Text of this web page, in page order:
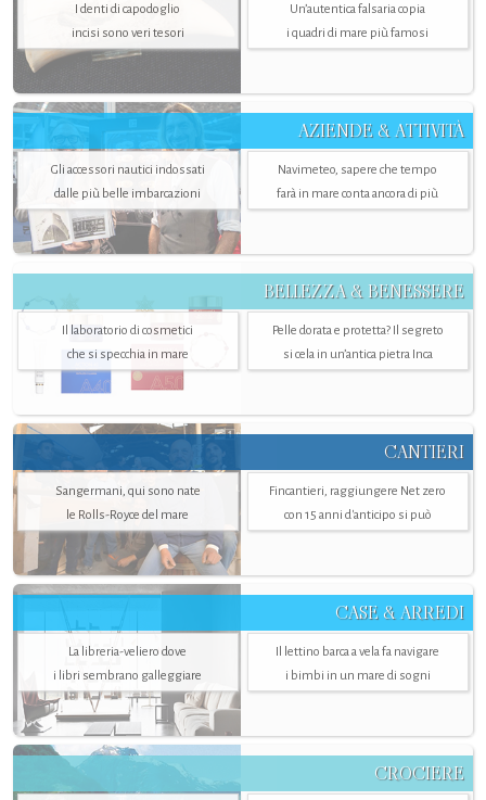
I denti di capodoglio
incisi sono veri tesori
Un’autentica falsaria copia
i quadri di mare più famosi
AZIENDE & ATTIVITÀ
Gli accessori nautici indossati
dalle più belle imbarcazioni
Navimeteo, sapere che tempo
farà in mare conta ancora di più
BELLEZZA & BENESSERE
Il laboratorio di cosmetici
che si specchia in mare
Pelle dorata e protetta? Il segreto
si cela in un’antica pietra Inca
CANTIERI
Sangermani, qui sono nate
le Rolls-Royce del mare
Fincantieri, raggiungere Net zero
con 15 anni d'anticipo si può
CASE & ARREDI
La libreria-veliero dove
i libri sembrano galleggiare
Il lettino barca a vela fa navigare
i bimbi in un mare di sogni
CROCIERE